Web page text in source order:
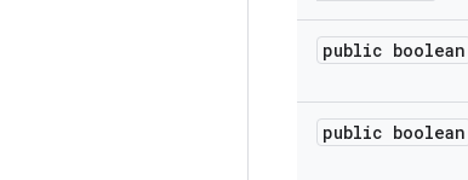
public boolean
public boolean